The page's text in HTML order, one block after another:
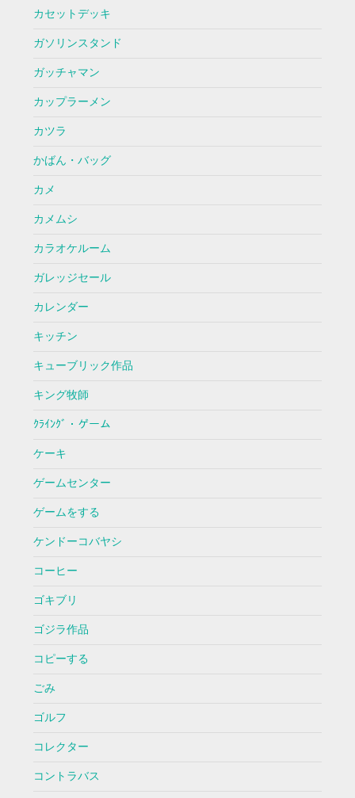
カセットデッキ
ガソリンスタンド
ガッチャマン
カップラーメン
カツラ
かばん・バッグ
カメ
カメムシ
カラオケルーム
ガレッジセール
カレンダー
キッチン
キューブリック作品
キング牧師
ｸﾗｲﾝｸﾞ・ゲーム
ケーキ
ゲームセンター
ゲームをする
ケンドーコバヤシ
コーヒー
ゴキブリ
ゴジラ作品
コピーする
ごみ
ゴルフ
コレクター
コントラバス